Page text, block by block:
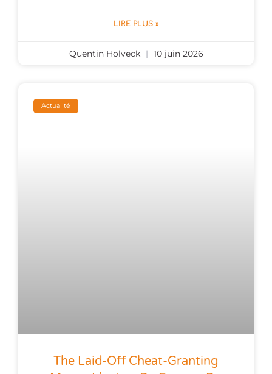
LIRE PLUS »
Quentin Holveck 10 juin 2026
Actualité
The Laid-Off Cheat-Granting